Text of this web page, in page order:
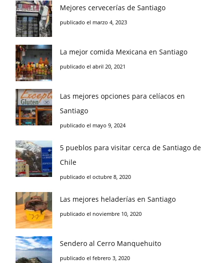
Mejores cervecerías de Santiago
publicado el marzo 4, 2023
La mejor comida Mexicana en Santiago
publicado el abril 20, 2021
Las mejores opciones para celíacos en
Santiago
publicado el mayo 9, 2024
5 pueblos para visitar cerca de Santiago de
Chile
publicado el octubre 8, 2020
Las mejores heladerías en Santiago
publicado el noviembre 10, 2020
Sendero al Cerro Manquehuito
publicado el febrero 3, 2020